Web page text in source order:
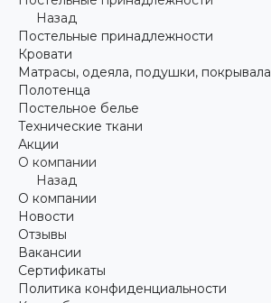
Назад
Постельные принадлежности
Кровати
Матрасы, одеяла, подушки, покрывала
Полотенца
Постельное белье
Технические ткани
Акции
О компании
Назад
О компании
Новости
Отзывы
Вакансии
Сертификаты
Политика конфиденциальности